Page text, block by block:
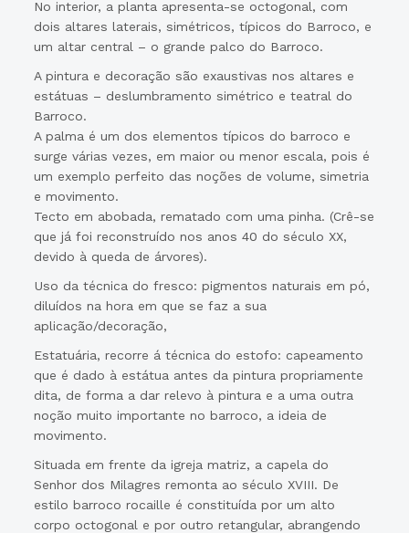
No interior, a planta apresenta-se octogonal, com
dois altares laterais, simétricos, típicos do Barroco, e
um altar central – o grande palco do Barroco.
A pintura e decoração são exaustivas nos altares e
estátuas – deslumbramento simétrico e teatral do
Barroco.
A palma é um dos elementos típicos do barroco e
surge várias vezes, em maior ou menor escala, pois é
um exemplo perfeito das noções de volume, simetria
e movimento.
Tecto em abobada, rematado com uma pinha. (Crê-se
que já foi reconstruído nos anos 40 do século XX,
devido à queda de árvores).
Uso da técnica do fresco: pigmentos naturais em pó,
diluídos na hora em que se faz a sua
aplicação/decoração,
Estatuária, recorre á técnica do estofo: capeamento
que é dado à estátua antes da pintura propriamente
dita, de forma a dar relevo à pintura e a uma outra
noção muito importante no barroco, a ideia de
movimento.
Situada em frente da igreja matriz, a capela do
Senhor dos Milagres remonta ao século XVIII. De
estilo barroco rocaille é constituída por um alto
corpo octogonal e por outro retangular, abrangendo